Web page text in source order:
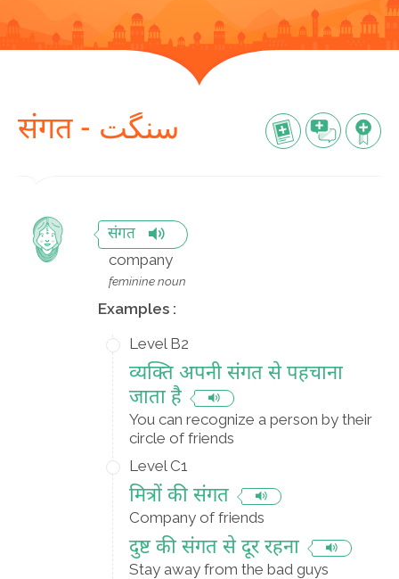
संगत - سنگت
संगत
company
feminine noun
Examples :
Level B2
व्यक्ति अपनी संगत से पहचाना
जाता है
You can recognize a person by their
circle of friends
Level C1
मित्रों की संगत
Company of friends
दुष्ट की संगत से दूर रहना
Stay away from the bad guys